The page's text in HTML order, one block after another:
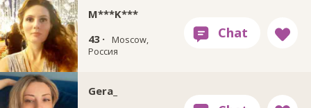
M***K***
43 ·
Moscow,
Россия
Gera_